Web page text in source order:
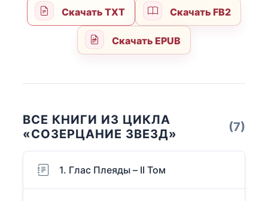
Скачать TXT Скачать FB2
Скачать EPUB
ВСЕ КНИГИ ИЗ ЦИКЛА
«СОЗЕРЦАНИЕ ЗВЕЗД»
(7)
1. Глас Плеяды – II Том